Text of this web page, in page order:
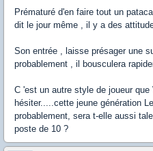
Prématuré d'en faire tout un
dit le jour même , il y a des
Son entrée , laisse présager une
probablement , il bousculera
C 'est un autre style de joueur
hésiter.....cette jeune génération
probablement, sera t-elle aussi
poste de 10 ?